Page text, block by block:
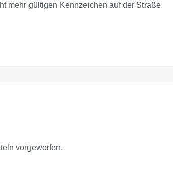
mehr gültigen Kennzeichen auf der Straße
vorgeworfen.